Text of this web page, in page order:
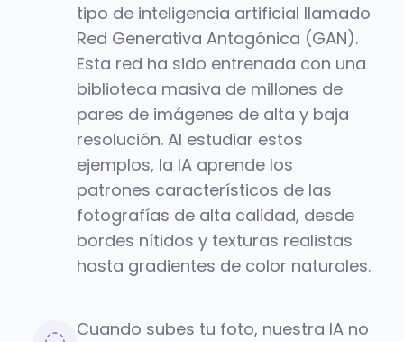
tipo de inteligencia artificial llamado
Red Generativa Antagónica (GAN).
Esta red ha sido entrenada con una
biblioteca masiva de millones de
pares de imágenes de alta y baja
resolución. Al estudiar estos
ejemplos, la IA aprende los
patrones característicos de las
fotografías de alta calidad, desde
bordes nítidos y texturas realistas
hasta gradientes de color naturales.
Cuando subes tu foto, nuestra IA no